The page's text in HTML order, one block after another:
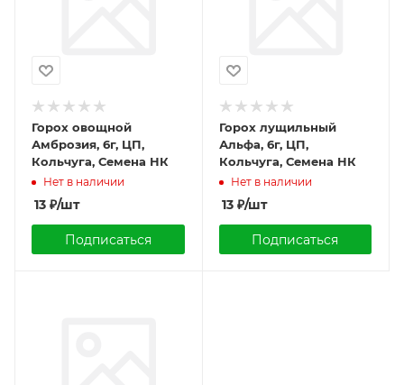
Горох овощной
Амброзия, 6г, ЦП,
Кольчуга, Семена НК
Нет в наличии
13 ₽/шт
Подписаться
Горох лущильный
Альфа, 6г, ЦП,
Кольчуга, Семена НК
Нет в наличии
13₽/шт
Подписаться